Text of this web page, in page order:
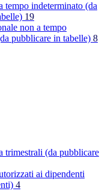
tempo indeterminato (da
19
non a tempo
pubblicare in tabelle) 8
trimestrali (da pubblicare
ai dipendenti
4